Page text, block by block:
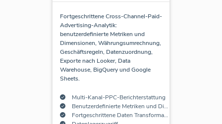
Fortgeschrittene Cross-Channel-Paid-
Advertising-Analytik:
benutzerdefinierte Metriken und
Dimensionen, Währungsumrechnung,
Geschäftsregeln, Datenzuordnung,
Exporte nach Looker, Data
Warehouse, BigQuery und Google
Sheets.
Multi-Kanal-PPC-Berichterstattung
Benutzerdefinierte Metriken und Dimensionen
Fortgeschrittene Daten Transformationen